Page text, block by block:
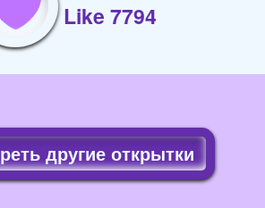
Like 7794
другие открытки